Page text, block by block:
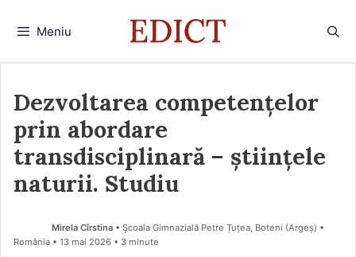
Meniu
Dezvoltarea competențelor
prin abordare
transdisciplinară – științele
naturii. Studiu
Mirela Cîrstina • Școala Gimnazială Petre Țuțea, Boteni (Argeş) •
România
13 mai 2026 • 3 minute